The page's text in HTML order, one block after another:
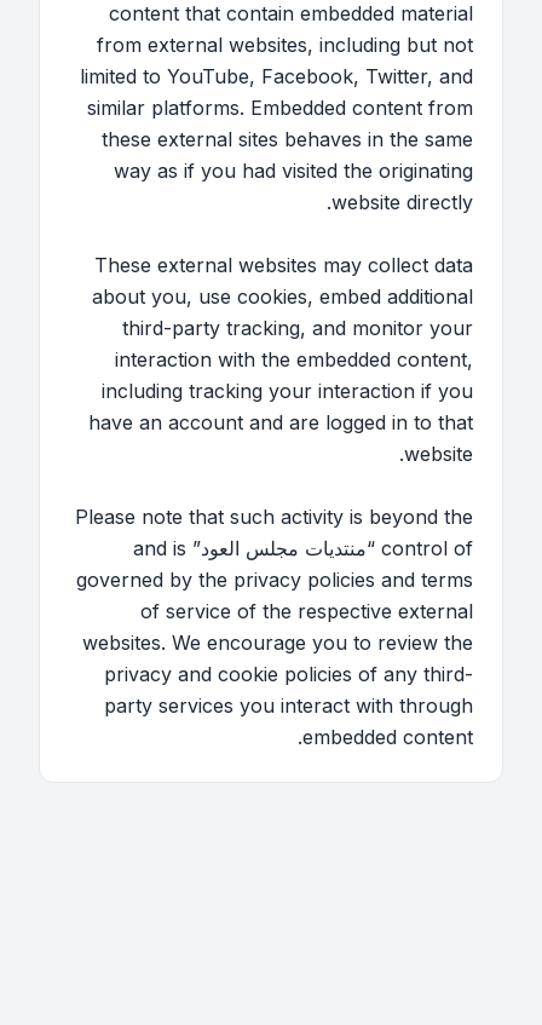
content that contain embedded material
from external websites, including but not
limited to YouTube, Facebook, Twitter, and
similar platforms. Embedded content from
these external sites behaves in the same
way as if you had visited the originating
website directly.
These external websites may collect data
about you, use cookies, embed additional
third-party tracking, and monitor your
interaction with the embedded content,
including tracking your interaction if you
have an account and are logged in to that
website.
Please note that such activity is beyond the
control of “منتديات مجلس العود” and is
governed by the privacy policies and terms
of service of the respective external
websites. We encourage you to review the
privacy and cookie policies of any third-
party services you interact with through
embedded content.